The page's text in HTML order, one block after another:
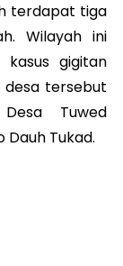
terdapat tiga
Wilayah ini
gigitan
desa tersebut
Tuwed
Tukad.